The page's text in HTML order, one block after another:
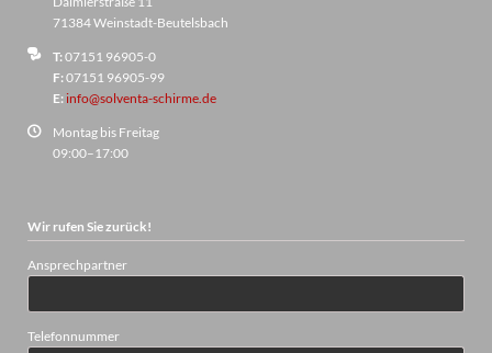
71384 Weinstadt-Beutelsbach
T:07151 96905-0
F:07151 96905-99
E: info@solventa-schirme.de
Montag bis Freitag
09:00–17:00
Wir rufen Sie zurück!
Ansprechpartner
Telefonnummer